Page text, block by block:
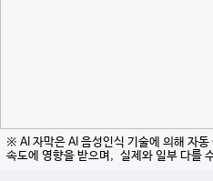
※ AI 자막은 AI 음성인식 기술에 의해 자
속도에 영향을 받으며, 실제와 일부 다를